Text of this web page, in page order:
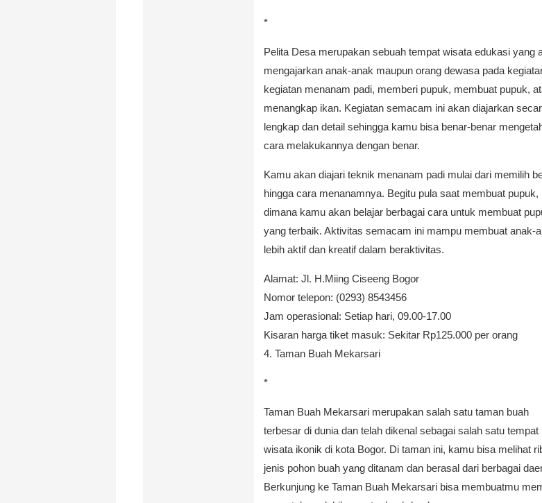
*
Pelita Desa merupakan sebuah tempat wisata edukasi yang
mengajarkan anak-anak maupun orang dewasa pada
kegiatan menanam padi, memberi pupuk, membuat pupuk,
menangkap ikan. Kegiatan semacam ini akan diajarkan
lengkap dan detail sehingga kamu bisa benar-benar
cara melakukannya dengan benar.
Kamu akan diajari teknik menanam padi mulai dari memilih
hingga cara menanamnya. Begitu pula saat membuat pupuk,
dimana kamu akan belajar berbagai cara untuk membuat
yang terbaik. Aktivitas semacam ini mampu membuat anak-
lebih aktif dan kreatif dalam beraktivitas.
Alamat: Jl. H.Miing Ciseeng Bogor
Nomor telepon: (0293) 8543456
Jam operasional: Setiap hari, 09.00-17.00
Kisaran harga tiket masuk: Sekitar Rp125.000 per orang
4. Taman Buah Mekarsari
*
Taman Buah Mekarsari merupakan salah satu taman buah
terbesar di dunia dan telah dikenal sebagai salah satu tempat
wisata ikonik di kota Bogor. Di taman ini, kamu bisa melihat
jenis pohon buah yang ditanam dan berasal dari berbagai
Berkunjung ke Taman Buah Mekarsari bisa membuatmu